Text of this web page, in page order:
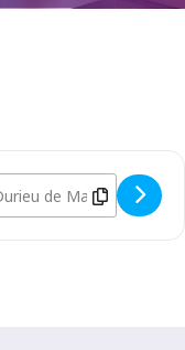
A la découverte du
Address - Réunion - A